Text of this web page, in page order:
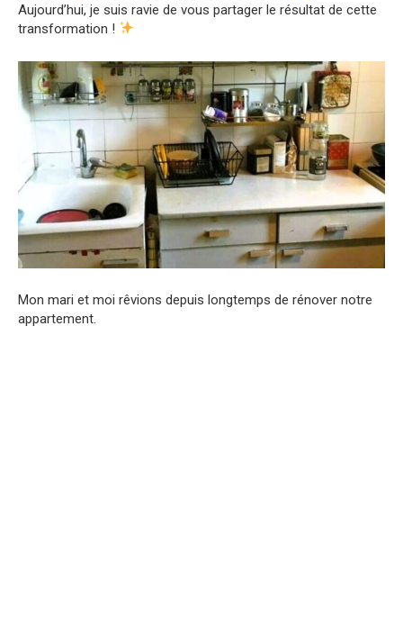
Aujourd’hui, je suis ravie de vous partager le résultat de cette
transformation !
Mon mari et moi rêvions depuis longtemps de rénover notre
appartement.